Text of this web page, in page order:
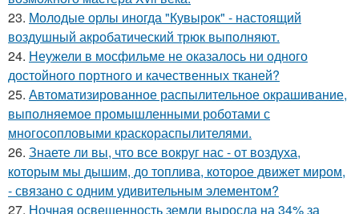
23. Молодые орлы иногда "Кувырок" - настоящий
воздушный акробатический трюк выполняют.
24. Неужели в мосфильме не оказалось ни одного
достойного портного и качественных тканей?
25. Автоматизированное распылительное окрашивание,
выполняемое промышленными роботами с
многосопловыми краскораспылителями.
26. Знаете ли вы, что все вокруг нас - от воздуха,
которым мы дышим, до топлива, которое движет миром,
- связано с одним удивительным элементом?
27. Ночная освещенность земли выросла на 34% за